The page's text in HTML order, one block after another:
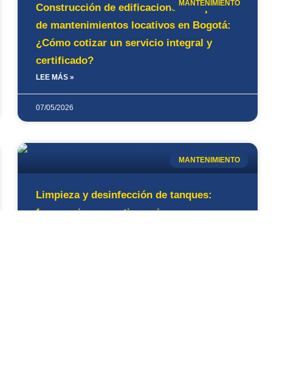
MANTENIMIENTO
Construcción de edificaciones: Empresas
de mantenimientos locativos en Bogotá:
¿Cómo cotizar un servicio integral y
certificado?
LEE MÁS »
07/05/2026
MANTENIMIENTO
Limpieza y desinfección de tanques:
frecuencia, normativa y riesgos